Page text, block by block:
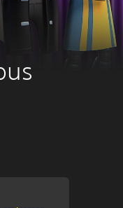
van de